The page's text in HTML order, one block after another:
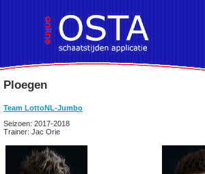
Ploegen
Team LottoNL-Jumbo
Seizoen: 2017-2018
Trainer: Jac Orie